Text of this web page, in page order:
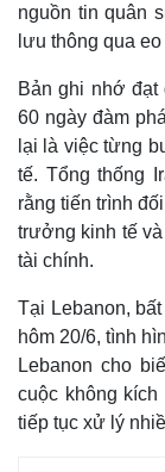
nguồn tin quân
lưu thông qua
Bản ghi nhớ
60 ngày đàm
lại là việc từng
tế. Tổng thống
rằng tiến trình
trưởng kinh tế
tài chính.
Tại Lebanon,
hôm 20/6, tình
Lebanon cho
cuộc không kích
tiếp tục xử lý